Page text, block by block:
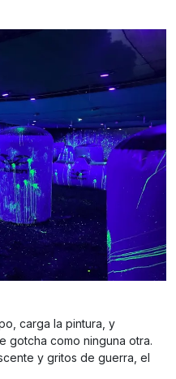
carga la pintura, y
gotcha como ninguna otra.
y gritos de guerra, el